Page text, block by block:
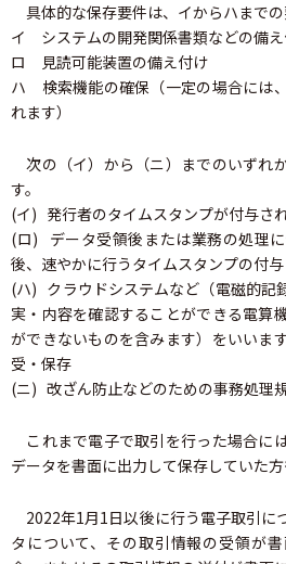
具体的な保存要件は、イからハまでの
イ システムの開発関係書類などの備
ロ 見読可能装置の備え付け
ハ 検索機能の確保（一定の場合には
れます）
次の（イ）から（ニ）までのいずれ
す。
(イ) 発行者のタイムスタンプが付与さ
(ロ) データ受領後または業務の処理
後、速やかに行うタイムスタンプの付与
(ハ) クラウドシステムなど（電磁的記
実・内容を確認することができる電算
ができないものを含みます）をいいま
受・保存
(ニ) 改ざん防止などのための事務処理
これまで電子で取引を行った場合に
データを書面に出力して保存していた方
2022年1月1日以後に行う電子取引に
タについて、その取引情報の受領が